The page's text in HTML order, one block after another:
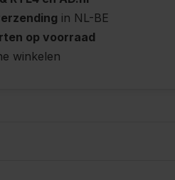
in NL-BE
op voorraad
winkelen